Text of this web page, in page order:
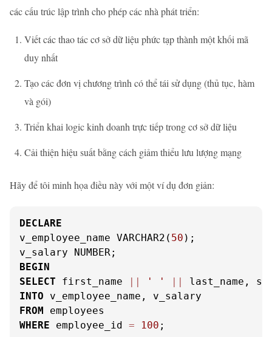
các cấu trúc lập trình cho phép các nhà phát triển:
Viết các thao tác cơ sở dữ liệu phức tạp thành một khối mã
duy nhất
Tạo các đơn vị chương trình có thể tái sử dụng (thủ tục, hàm
và gói)
Triển khai logic kinh doanh trực tiếp trong cơ sở dữ liệu
Cải thiện hiệu suất bằng cách giảm thiểu lưu lượng mạng
Hãy để tôi minh họa điều này với một ví dụ đơn giản:
DECLARE
v_employee_name VARCHAR2( 50 );
BEGIN
SELECT first_name || ' '
||
INTO
FROM
WHERE employee_id = 100 ;